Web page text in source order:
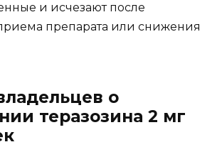
и исчезают после
препарата или снижения
о
теразозина 2 мг